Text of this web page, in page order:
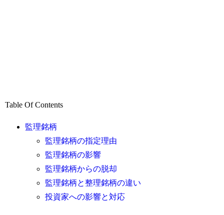
Table Of Contents
監理銘柄
監理銘柄の指定理由
監理銘柄の影響
監理銘柄からの脱却
監理銘柄と整理銘柄の違い
投資家への影響と対応